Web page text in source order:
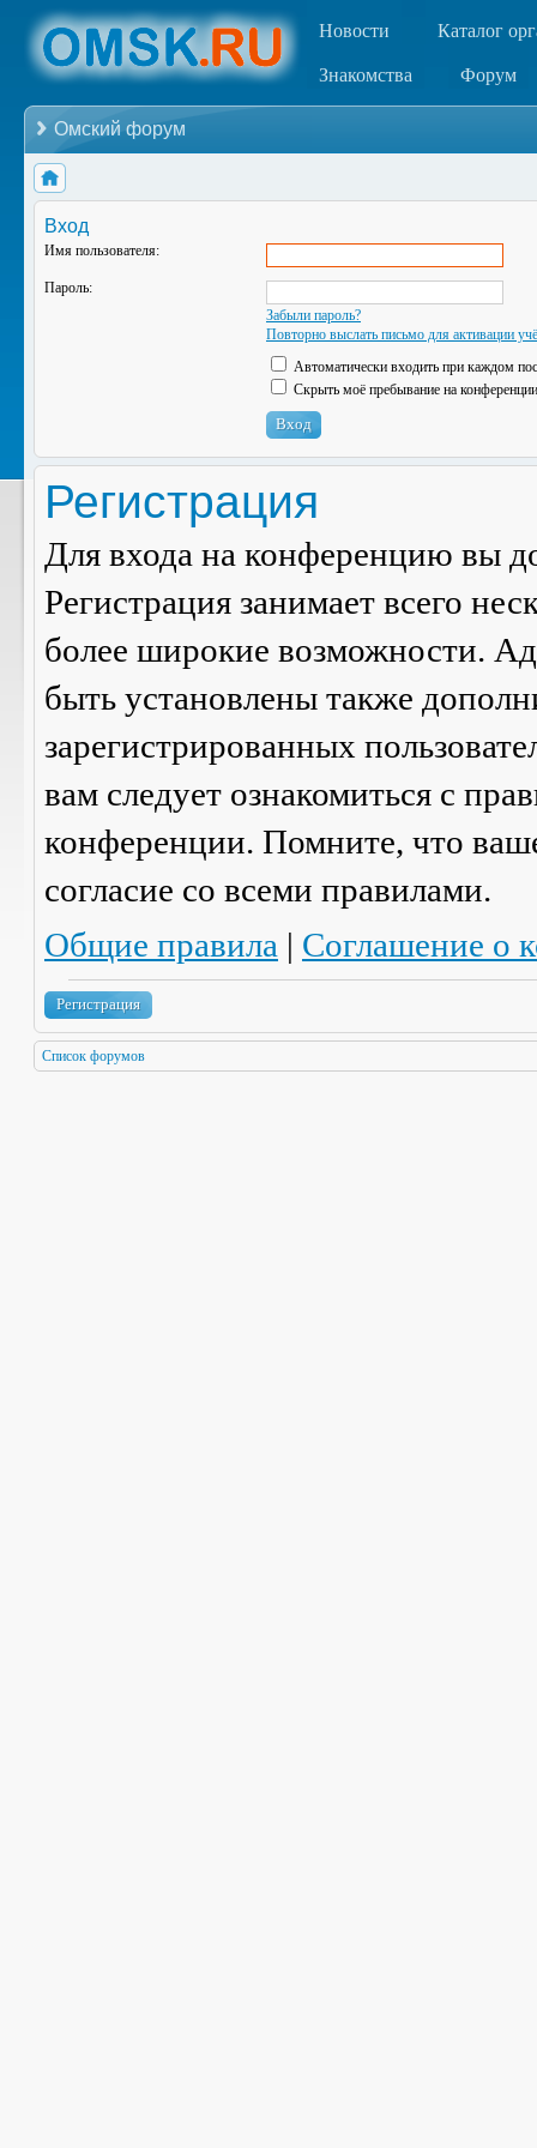
Новости Каталог
Знакомства Форум
Омский форум
Вход
Имя пользователя:
Пароль:
Забыли пароль?
Повторно выслать письмо для активации
Автоматически входить при каждом
Скрыть моё пребывание на
Регистрация
Для входа на конференцию вы
Регистрация занимает всего
более широкие возможности.
быть установлены также
зарегистрированных
вам следует ознакомиться с
конференции. Помните, что
согласие со всеми правилами.
Общие правила | Соглашение о
Регистрация
Список форумов